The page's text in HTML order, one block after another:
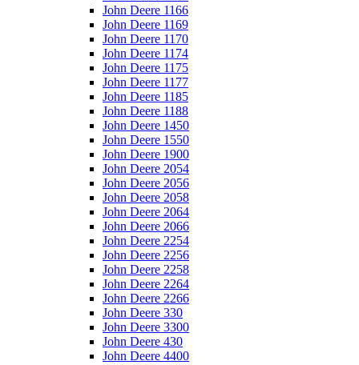
John Deere 1166
John Deere 1169
John Deere 1170
John Deere 1174
John Deere 1175
John Deere 1177
John Deere 1185
John Deere 1188
John Deere 1450
John Deere 1550
John Deere 1900
John Deere 2054
John Deere 2056
John Deere 2058
John Deere 2064
John Deere 2066
John Deere 2254
John Deere 2256
John Deere 2258
John Deere 2264
John Deere 2266
John Deere 330
John Deere 3300
John Deere 430
John Deere 4400